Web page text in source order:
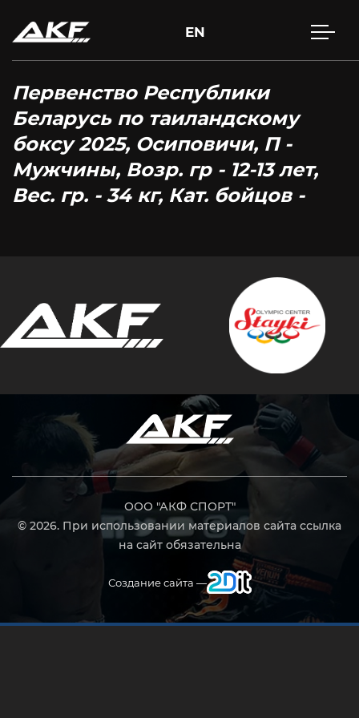
EN
Первенство Республики
Беларусь по таиландскому
боксу 2025, Осиповичи, П -
Мужчины, Возр. гр - 12-13 лет,
Вес. гр. - 34 кг, Кат. бойцов -
ООО "АКФ СПОРТ"
© 2026. При использовании материалов сайта ссылка
на сайт обязательна
Создание сайта —
Нажмите Enter для поиска или Esc, чтобы закрыть